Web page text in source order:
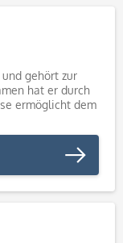
gehört zur
hat er durch
ermöglicht dem